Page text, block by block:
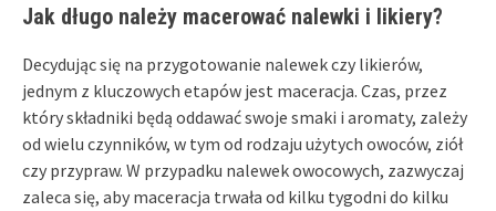
Jak długo należy macerować nalewki i likiery?
Decydując się na przygotowanie nalewek czy likierów,
jednym z kluczowych etapów jest maceracja. Czas, przez
który składniki będą oddawać swoje smaki i aromaty, zależy
od wielu czynników, w tym od rodzaju użytych owoców, ziół
czy przypraw. W przypadku nalewek owocowych, zazwyczaj
zaleca się, aby maceracja trwała od kilku tygodni do kilku